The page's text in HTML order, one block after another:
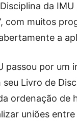
da
com muitos
a
passou por um
Livro de
ordenação de
uniões